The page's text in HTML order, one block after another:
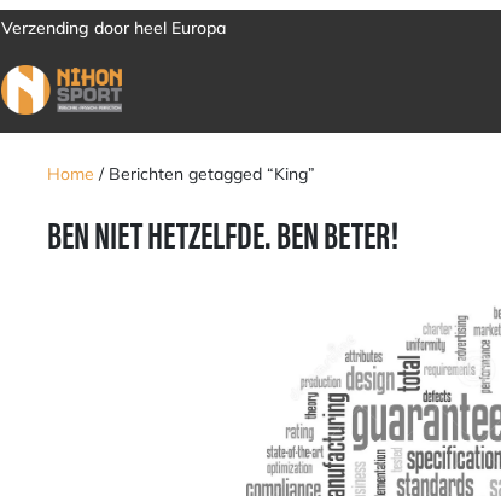
Verzending door heel Europa
Home / Berichten getagged “King”
BEN NIET HETZELFDE. BEN BETER!